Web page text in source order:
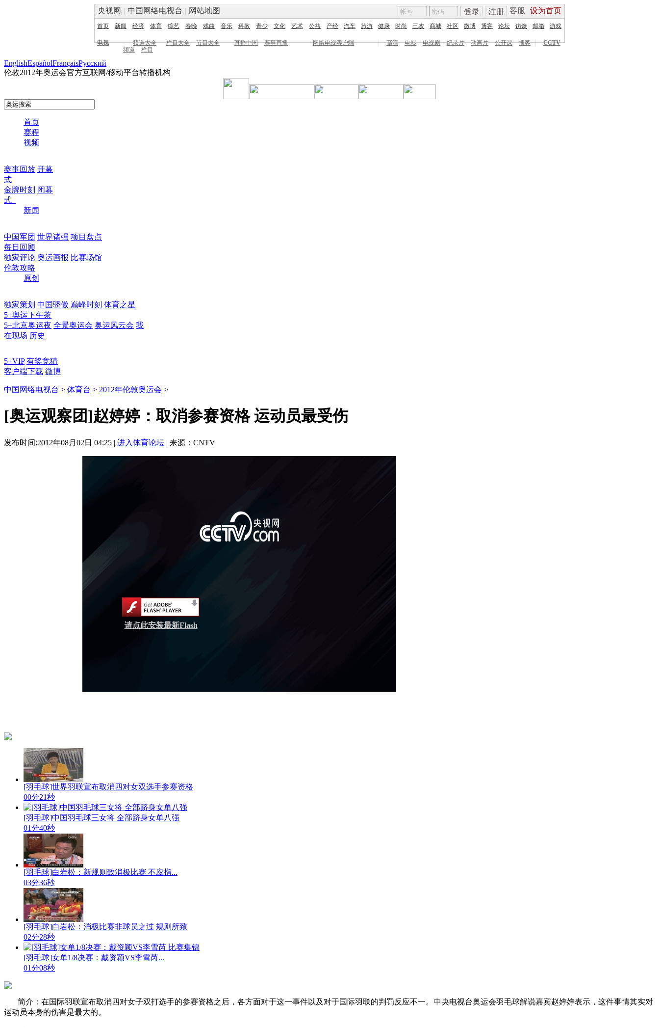
央视网 | 中国网络电视台 | 网站地图 客服 设为首页
登录 注册
首页 新闻 经济 体育 综艺 春晚 戏曲 音乐 科教 青少 文化 艺术 公益 产经 汽车 旅游 健康 时尚 三农 商城 社区 微博 博客 论坛 访谈 邮箱 游戏
电视 频道大全 栏目大全 节目大全 直播中国 赛事直播 网络电视客户端 | 高清 电影 电视剧 纪录片 动画片 公开课 播客 |
CCTV
频道
栏目
EnglishEspañolFrançaisPусский
伦敦2012年奥运会官方互联网/移动平台转播机构
首页
赛程
视频
赛事回放 开幕
式
金牌时刻 闭幕
式
新闻
中国军团 世界诸强 项目盘点
每日回顾
独家评论 奥运画报 比赛场馆
伦敦攻略
原创
独家策划 中国骄傲 巅峰时刻 体育之星
5+奥运下午茶
5+北京奥运夜 全景奥运会 奥运风云会 我
在现场 历史
5+VIP 有奖竞猜
客户端下载 微博
中国网络电视台 > 体育台 > 2012年伦敦奥运会 >
[奥运观察团]赵婷婷：取消参赛资格 运动员最受伤
发布时间:2012年08月02日 04:25 | 进入体育论坛 | 来源：CNTV
请点此安装最新Flash
[羽毛球]世界羽联宣布取消四对女双选手参赛资格
00分21秒
[羽毛球]中国羽毛球三女将 全部跻身女单八强
01分40秒
[羽毛球]白岩松：新规则致消极比赛 不应指...
03分36秒
[羽毛球]白岩松：消极比赛非球员之过 规则所致
02分28秒
[羽毛球]女单1/8决赛：戴资颖VS李雪芮...
01分08秒
简介：在国际羽联宣布取消四对女子双打选手的参赛资格之后，各方面对于这一事件以及对于国际羽联的判罚反应不一。中央电视台奥运会羽毛球解说嘉宾赵婷婷表示，这件事情其实对
运动员本身的伤害是最大的。